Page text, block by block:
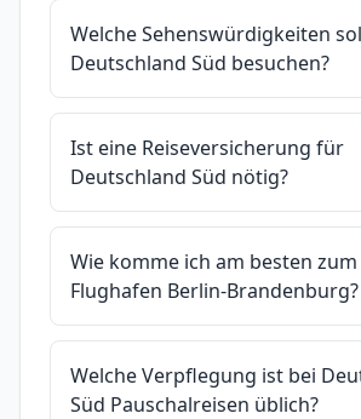
Welche Sehenswürdigkeiten
Deutschland Süd besuchen?
Ist eine Reiseversicherung für
Deutschland Süd nötig?
Wie komme ich am besten zum
Flughafen Berlin-Brandenburg?
Welche Verpflegung ist bei
Süd Pauschalreisen üblich?